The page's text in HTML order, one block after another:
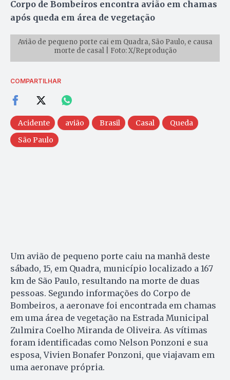
Corpo de Bombeiros encontra avião em chamas
após queda em área de vegetação
Avião de pequeno porte cai em Quadra, São Paulo, e causa
morte de casal | Foto: X/Reprodução
COMPARTILHAR
Acidente avião Brasil Casal
Queda
São Paulo
Um avião de pequeno porte caiu na manhã deste
sábado, 15, em Quadra, município localizado a 167
km de São Paulo, resultando na morte de duas
pessoas. Segundo informações do Corpo de
Bombeiros, a aeronave foi encontrada em chamas
em uma área de vegetação na Estrada Municipal
Zulmira Coelho Miranda de Oliveira. As vítimas
foram identificadas como Nelson Ponzoni e sua
esposa, Vivien Bonafer Ponzoni, que viajavam em
uma aeronave própria.